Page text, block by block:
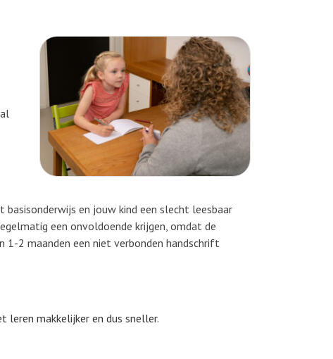
en jouw kind een slecht leesbaar
een onvoldoende krijgen, omdat de
1-2 maanden een niet verbonden handschrift
makkelijker en dus sneller.